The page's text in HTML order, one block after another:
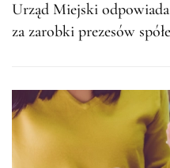
Urząd Miejski
za zarobki prezesów